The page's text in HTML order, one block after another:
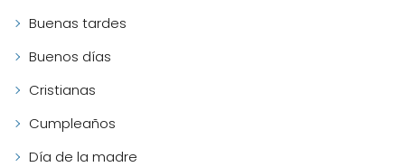
Buenas tardes
Buenos días
Cristianas
Cumpleaños
Día de la madre